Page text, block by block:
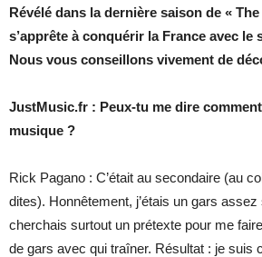
Révélé dans la dernière saison de «
s’apprête à conquérir la France avec le
Nous vous conseillons vivement de
JustMusic.fr : Peux-tu me dire
musique ?
Rick Pagano : C’était au secondaire (au
dites). Honnêtement, j’étais un gars assez
cherchais surtout un prétexte pour me
de gars avec qui traîner. Résultat : je suis